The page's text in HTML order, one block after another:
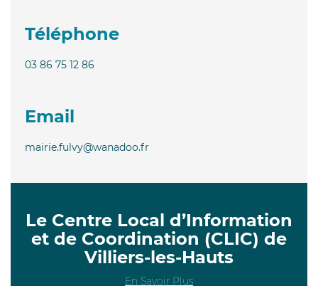
Téléphone
03 86 75 12 86
Email
mairie.fulvy@wanadoo.fr
Le Centre Local d’Information
et de Coordination (CLIC) de
Villiers-les-Hauts
En Savoir Plus